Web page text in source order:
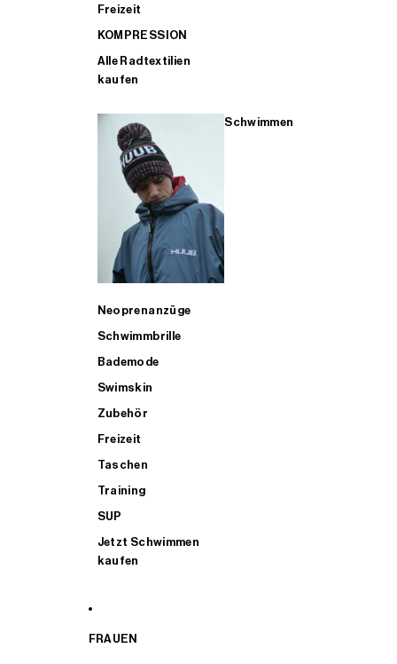
Freizeit
KOMPRESSION
Alle Radtextilien
kaufen
Schwimmen
Neoprenanzüge
Schwimmbrille
Bademode
Swimskin
Zubehör
Freizeit
Taschen
Training
SUP
Jetzt Schwimmen
kaufen
FRAUEN